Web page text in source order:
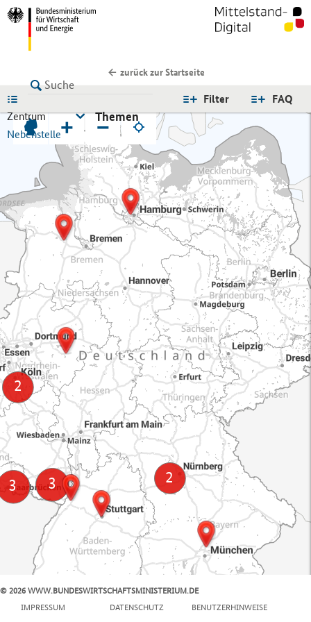
zurück zur Startseite
FAQ
Filter
Zentrum
Nebenstelle
Themen
+ −
© 2026 WWW.BUNDESWIRTSCHAFTSMINISTERIUM.DE
IMPRESSUM
DATENSCHUTZ BENUTZERHINWEISE